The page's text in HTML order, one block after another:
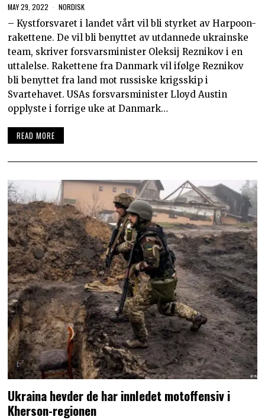
MAY 29, 2022 NORDISK
– Kystforsvaret i landet vårt vil bli styrket av Harpoon-
rakettene. De vil bli benyttet av utdannede ukrainske
team, skriver forsvarsminister Oleksij Reznikov i en
uttalelse. Rakettene fra Danmark vil ifølge Reznikov
bli benyttet fra land mot russiske krigsskip i
Svartehavet. USAs forsvarsminister Lloyd Austin
opplyste i forrige uke at Danmark…
READ MORE
Ukraina hevder de har innledet motoffensiv i
Kherson-regionen